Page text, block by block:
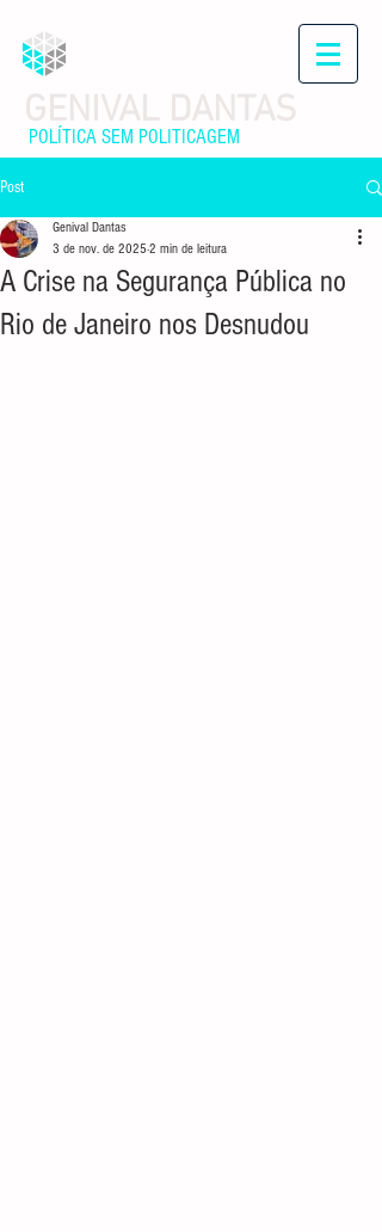
POLÍTICA SEM POLITICAGEM
Post
A Crise na Segurança Pública no
Rio de Janeiro nos Desnudou
Genival Dantas
3 de nov. de 2025 2 min de leitura